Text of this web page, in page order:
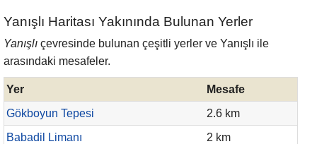
Yanışlı Haritası Yakınında Bulunan Yerler
Yanışlı çevresinde bulunan çeşitli yerler ve Yanışlı ile
arasındaki mesafeler.
Yer
Mesafe
Gökboyun Tepesi
2.6 km
Babadil Limanı
2 km